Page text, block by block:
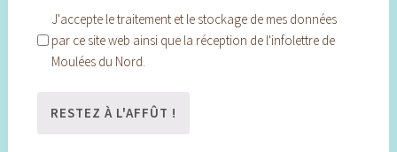
J'accepte le traitement et le stockage de mes données
par ce site web ainsi que la réception de l'infolettre de
Moulées du Nord.